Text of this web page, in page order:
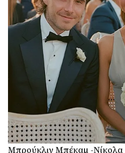
Μπρούκλιν Μπέκαμ -Νίκολα